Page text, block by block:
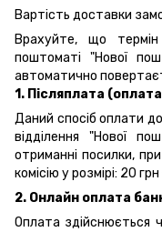
Вартість доставки
Врахуйте, що
поштоматі "Нової
автоматично
1. Післяплата
Даний спосіб оплати
відділення "Нової
отриманні посилки,
комісію у розмірі: 20
2. Онлайн оплата
Оплата здійснюється